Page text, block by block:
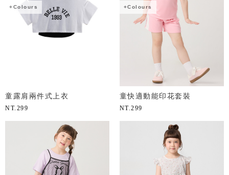
+Colours
童露肩兩件式上衣
NT. 299
+Colours
童快適動能印花套裝
NT.299